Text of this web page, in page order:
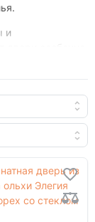
и
отлично
хорошо
подобрать